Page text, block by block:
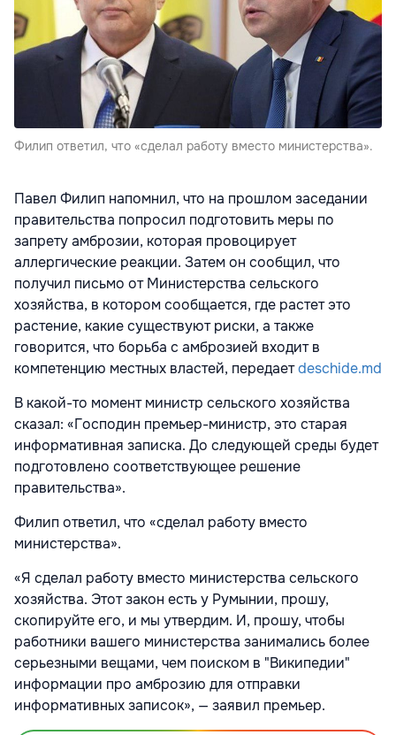
Филип ответил, что «сделал работу вместо министерства».
Павел Филип напомнил, что на прошлом заседании
правительства попросил подготовить меры по
запрету амброзии, которая провоцирует
аллергические реакции. Затем он сообщил, что
получил письмо от Министерства сельского
хозяйства, в котором сообщается, где растет это
растение, какие существуют риски, а также
говорится, что борьба с амброзией входит в
компетенцию местных властей, передаетdeschide.md
В какой-то момент министр сельского хозяйства
сказал: «Господин премьер-министр, это старая
информативная записка. До следующей среды будет
подготовлено соответствующее решение
правительства».
Филип ответил, что «сделал работу вместо
министерства».
«Я сделал работу вместо министерства сельского
хозяйства. Этот закон есть у Румынии, прошу,
скопируйте его, и мы утвердим. И, прошу, чтобы
работники вашего министерства занимались более
серьезными вещами, чем поиском в "Википедии"
информации про амброзию для отправки
информативных записок», — заявил премьер.